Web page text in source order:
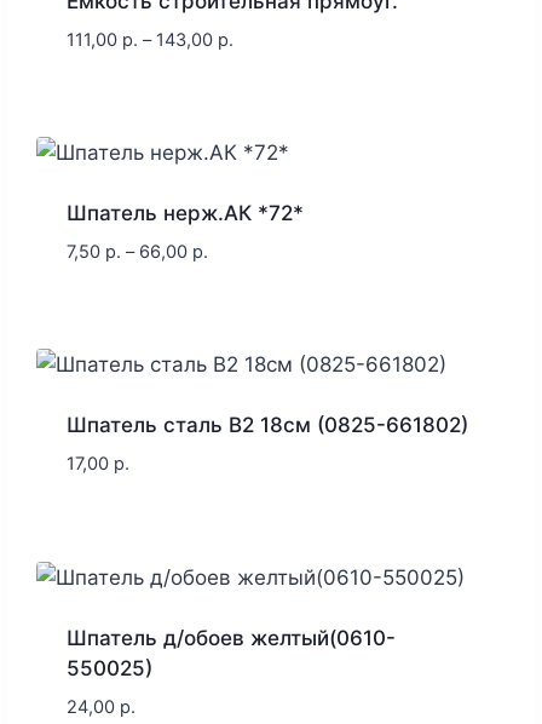
111,00 р. – 143,00 р.
Шпатель нерж.АК *72*
7,50 р. – 66,00 р.
Шпатель сталь В2 18см (0825-661802)
17,00 р.
Шпатель д/обоев желтый(0610-
550025)
24,00 р.